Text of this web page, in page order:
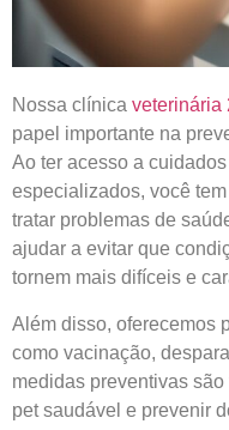
Nossa clínica veterinária
papel importante na
Ao ter acesso a
especializados, você
tratar problemas de
ajudar a evitar que
tornem mais difíceis e
Além disso, oferecemos
como vacinação,
medidas preventivas
pet saudável e prevenir